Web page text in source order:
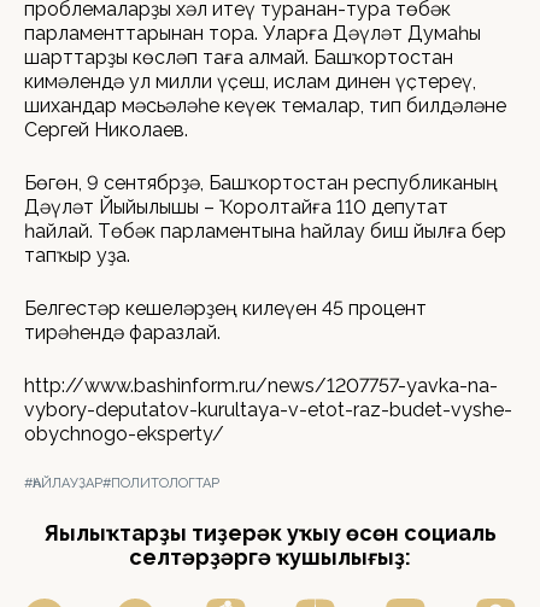
проблемаларҙы хәл итеү туранан-тура төбәк
парламенттарынан тора. Уларға Дәүләт Думаһы
шарттарҙы көсләп таға алмай. Башҡортостан
кимәлендә ул милли үҫеш, ислам динен үҫтереү,
шихандар мәсьәләһе кеүек темалар, тип билдәләне
Сергей Николаев.
Бөгөн, 9 сентябрҙә, Башҡортостан республиканың
Дәүләт Йыйылышы – Ҡоролтайға 110 депутат
һайлай. Төбәк парламентына һайлау биш йылға бер
тапҡыр уҙа.
Белгестәр кешеләрҙең килеүен 45 процент
тирәһендә фаразлай.
http://www.bashinform.ru/news/1207757-yavka-na-
vybory-deputatov-kurultaya-v-etot-raz-budet-vyshe-
obychnogo-eksperty/
#ҺАЙЛАУҘАР#ПОЛИТОЛОГТАР
Яңылыҡтарҙы тиҙерәк уҡыу өсөн социаль
селтәрҙәргә ҡушылығыҙ: